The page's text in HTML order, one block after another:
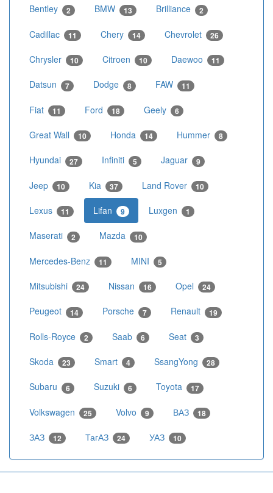
Bentley 2 BMW 13 Brilliance 2
Cadillac 11 Chery 14 Chevrolet 26
Chrysler 10 Citroen 10 Daewoo 11
Datsun 7 Dodge 8 FAW 11
Fiat 11 Ford 18 Geely 6
Great Wall 10 Honda 14 Hummer 8
Hyundai 27 Infiniti 5 Jaguar 9
Jeep 10 Kia 37 Land Rover 10
Lexus 11 Lifan 9 Luxgen 1
Maserati 2 Mazda 10
Mercedes-Benz 11 MINI 5
Mitsubishi 24 Nissan 16 Opel 24
Peugeot 14 Porsche 7 Renault 19
Rolls-Royce 2 Saab 6 Seat 3
Skoda 23 Smart 4 SsangYong 28
Subaru 6 Suzuki 6 Toyota 17
Volkswagen 25 Volvo 9 ВАЗ 18
ЗАЗ 12 ТагАЗ 24 УАЗ 10